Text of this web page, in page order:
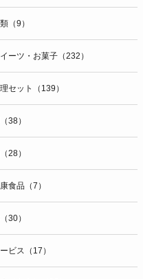
（9）
ーツ・お菓子（232）
セット（139）
38）
28）
食品（7）
30）
ビス（17）